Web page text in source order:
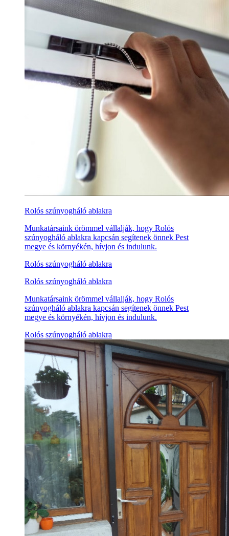
Rolós szúnyogháló ablakra
Munkatársaink örömmel vállalják, hogy Rolós
szúnyogháló ablakra kapcsán segítenek önnek Pest
megye és környékén, hívjon és indulunk.
Rolós szúnyogháló ablakra
Rolós szúnyogháló ablakra
Munkatársaink örömmel vállalják, hogy Rolós
szúnyogháló ablakra kapcsán segítenek önnek Pest
megye és környékén, hívjon és indulunk.
Rolós szúnyogháló ablakra